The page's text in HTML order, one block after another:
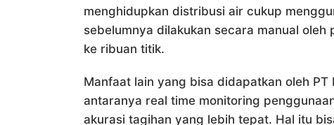
menghidupkan distribusi air cukup
sebelumnya dilakukan secara manual
ke ribuan titik.
Manfaat lain yang bisa didapatkan oleh
antaranya real time monitoring
akurasi tagihan yang lebih tepat. Hal itu